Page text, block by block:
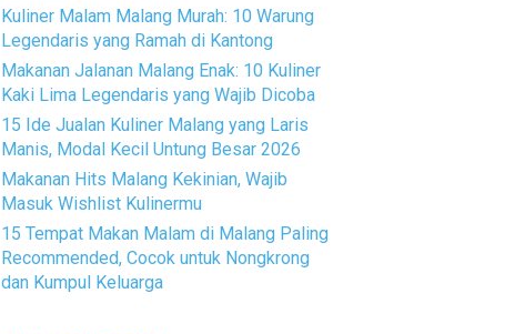
Kuliner Malam Malang Murah: 10 Warung
Legendaris yang Ramah di Kantong
Makanan Jalanan Malang Enak: 10 Kuliner
Kaki Lima Legendaris yang Wajib Dicoba
15 Ide Jualan Kuliner Malang yang Laris
Manis, Modal Kecil Untung Besar 2026
Makanan Hits Malang Kekinian, Wajib
Masuk Wishlist Kulinermu
15 Tempat Makan Malam di Malang Paling
Recommended, Cocok untuk Nongkrong
dan Kumpul Keluarga